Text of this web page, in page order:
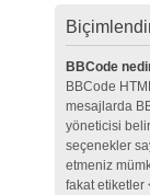
BBCode
BBCode
mesajlarda
yöneticisi
seçenekler
etmeniz
fakat etiketler